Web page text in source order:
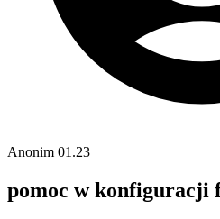
Anonim 01.23
pomoc w konfiguracji